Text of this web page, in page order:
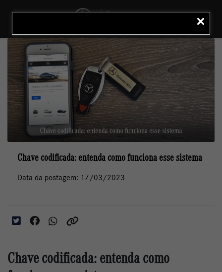
LIGAR
Chave codificada: entenda como funciona esse sistema
Data da postagem: 17/03/2023
Chave codificada: entenda como